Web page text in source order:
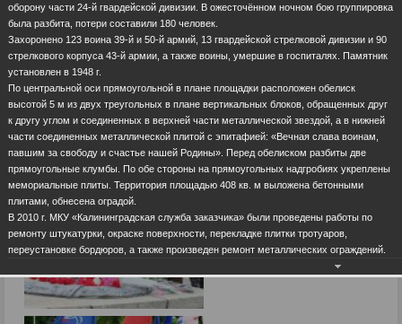
оборону части 24-й гвардейской дивизии. В ожесточённом ночном бою группировка
была разбита, потери составили 180 человек.
Захоронено 123 воина 39-й и 50-й армий, 13 гвардейской стрелковой дивизии и 90
стрелкового корпуса 43-й армии, а также воины, умершие в госпиталях. Памятник
установлен в 1948 г.
По центральной оси прямоугольной в плане площадки расположен обелиск
высотой 5 м из двух треугольных в плане вертикальных блоков, обращенных друг
к другу углом и соединенных в верхней части металлической звездой, а в нижней
части соединенных металлической плитой с эпитафией: «Вечная слава воинам,
павшим за свободу и счастье нашей Родины». Перед обелиском разбиты две
прямоугольные клумбы. По обе стороны на прямоугольных надгробиях укреплены
мемориальные плиты. Территория площадью 408 кв. м выложена бетонными
плитами, обнесена оградой.
В 2010 г. МКУ «Калининградская служба заказчика» были проведены работы по
ремонту штукатурки, окраске поверхности, перекладке плитки тротуаров,
переустановке бордюров, а также произведен ремонт металлических ограждений.